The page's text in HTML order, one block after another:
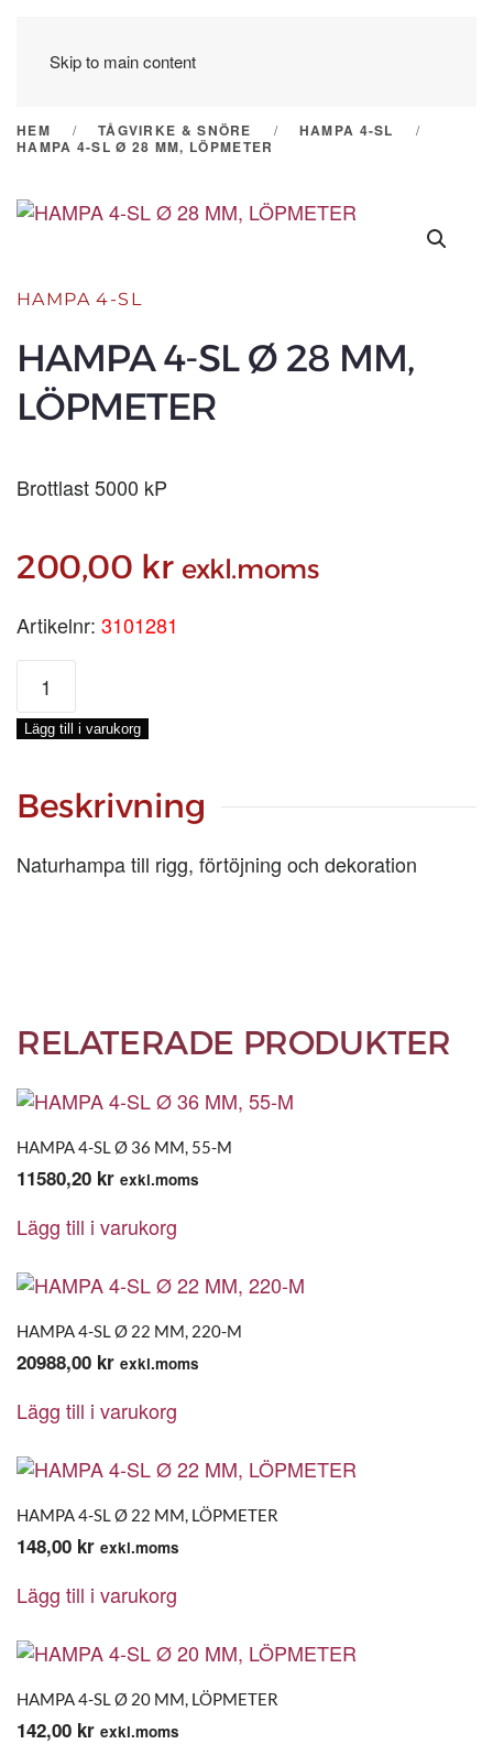
Skip to main content
HEM TÅGVIRKE & SNÖRE
HAMPA 4-SL
HAMPA 4-SL Ø 28 MM, LÖPMETER
HAMPA 4-SL
HAMPA 4-SL Ø 28 MM,
LÖPMETER
Brottlast 5000 kP
200,00 kr exkl.moms
Artikelnr: 3101281
HAMPA
SL
Ø
MM,
LÖPMETER
Lägg till i varukorg
Beskrivning
Naturhampa till rigg, förtöjning och dekoration
RELATERADE PRODUKTER
HAMPA 4-SL Ø 36 MM, 55-M
11580,20 kr exkl.moms
Lägg till i varukorg
HAMPA 4-SL Ø 22 MM, 220-M
20988,00 kr exkl.moms
Lägg till i varukorg
HAMPA 4-SL Ø 22 MM, LÖPMETER
148,00 kr exkl.moms
Lägg till i varukorg
HAMPA 4-SL Ø 20 MM, LÖPMETER
142,00 kr exkl.moms